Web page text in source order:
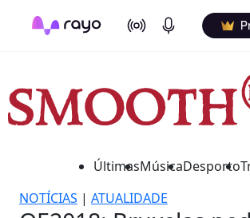
On Air Podcasts
ÚltimasMúsicaDesporto
NOTÍCIAS | ATUALIDADE